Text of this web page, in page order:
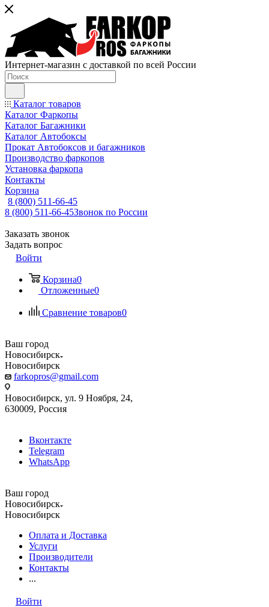
Интернет-магазин с доставкой по всей России
Каталог товаров
Каталог Фаркопы
Каталог Багажники
Каталог Автобоксы
Прокат Автобоксов и багажников
Производство фаркопов
Установка фаркопа
Контакты
Корзина
8 (800) 511-66-45
8 (800) 511-66-45Звонок по России
Заказать звонок
Задать вопрос
Войти
Корзина0
Отложенные0
Сравнение товаров0
Ваш город
Новосибирск
Новосибирск
farkopros@gmail.com
Новосибирск, ул. 9 Ноября, 24,
630009, Россия
Вконтакте
Telegram
WhatsApp
Ваш город
Новосибирск
Новосибирск
Оплата и Доставка
Услуги
Производители
Контакты
...
Войти